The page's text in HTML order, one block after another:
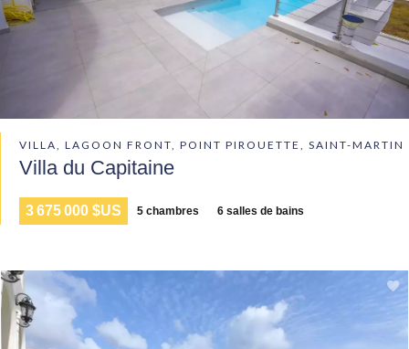
VILLA, LAGOON FRONT, POINT PIROUETTE, SAINT-MARTIN
Villa du Capitaine
3 675 000 $US 5 chambres 6 salles de bains